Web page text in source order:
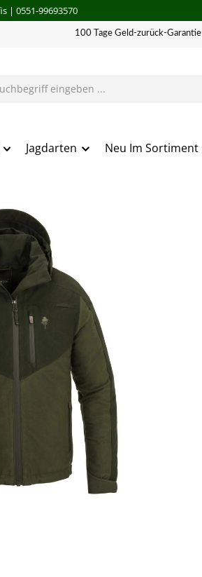
| 0551-99693570
100 Tage Geld-zurück-Garantie
Jagdarten Neu Im Sortiment